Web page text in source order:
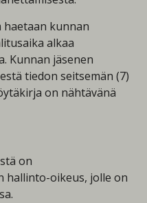
kunnan
alkaa
Kunnan jäsenen
tiedon seitsemän (7)
on nähtävänä
on
hallinto-oikeus, jolle on